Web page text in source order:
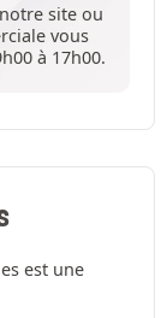
site ou
vous
à 17h00.
est une